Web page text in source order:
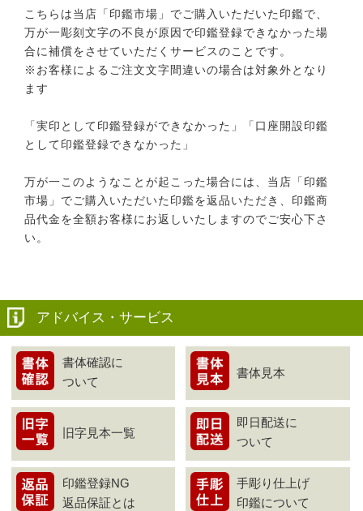
こちらは当店「印鑑市場」でご購入いただいた印鑑で、
万が一彫刻文字の不良が原因で印鑑登録できなかった場
合に補償をさせていただくサービスのことです。
※お客様によるご注文文字間違いの場合は対象外となり
ます
「実印として印鑑登録ができなかった」「口座開設印鑑
として印鑑登録できなかった」
万が一このようなことが起こった場合には、当店「印鑑
市場」でご購入いただいた印鑑を返品いただき、印鑑商
品代金を全額お客様にお返しいたしますのでご安心下さ
い。
アドバイス・サービス
書体確認に
ついて
書体見本
旧字見本一覧
即日配送に
ついて
印鑑登録NG
返品保証とは
手彫り仕上げ
印鑑について